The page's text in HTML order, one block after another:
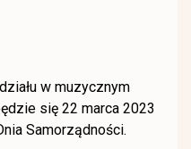
w muzycznym
się 22 marca 2023
Samorządności.